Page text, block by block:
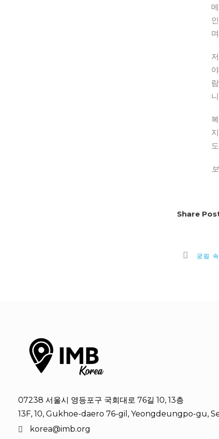
Share
궁핍
07238 서울시 영등포구 국회대로 76길 10, 13층
13F, 10, Gukhoe-daero 76-gil, Yeongdeungpo-gu,
korea@imb.org